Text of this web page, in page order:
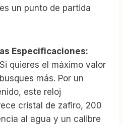
un punto de partida
Especificaciones:
Si quieres el máximo valor
más. Por un
este reloj
cristal de zafiro, 200
al agua y un calibre